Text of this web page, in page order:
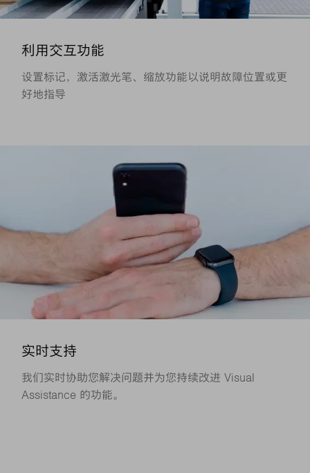
利用交互功能
设置标记，激活激光笔、缩放功能以说明故障位置或更
好地指导
实时支持
我们实时协助您解决问题并为您持续改进 Visual
Assistance 的功能。